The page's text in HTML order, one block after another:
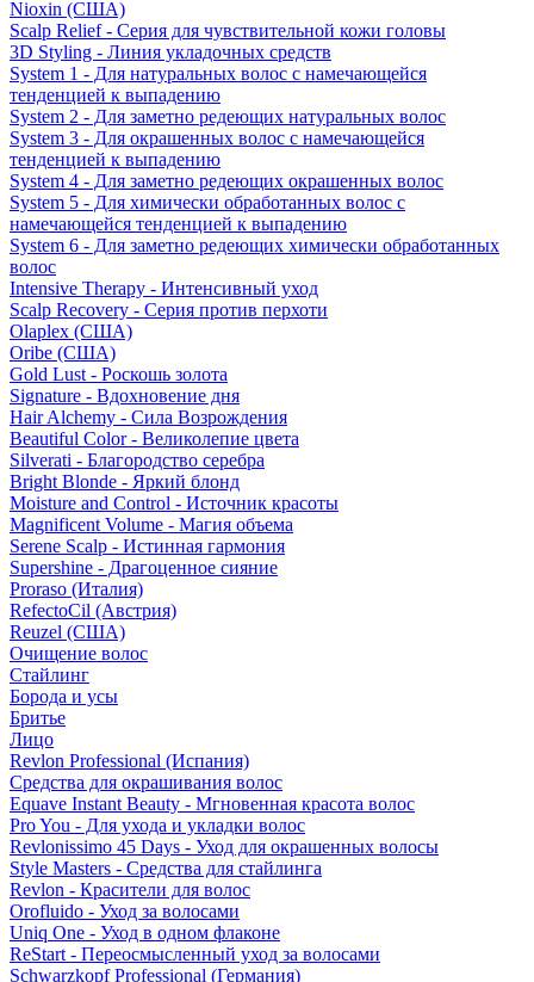
Nioxin (США)
Scalp Relief - Серия для чувствительной кожи головы
3D Styling - Линия укладочных средств
System 1 - Для натуральных волос с намечающейся
тенденцией к выпадению
System 2 - Для заметно редеющих натуральных волос
System 3 - Для окрашенных волос с намечающейся
тенденцией к выпадению
System 4 - Для заметно редеющих окрашенных волос
System 5 - Для химически обработанных волос с
намечающейся тенденцией к выпадению
System 6 - Для заметно редеющих химически обработанных
волос
Intensive Therapy - Интенсивный уход
Scalp Recovery - Серия против перхоти
Olaplex (США)
Oribe (США)
Gold Lust - Роскошь золота
Signature - Вдохновение дня
Hair Alchemy - Сила Возрождения
Beautiful Color - Великолепие цвета
Silverati - Благородство серебра
Bright Blonde - Яркий блонд
Moisture and Control - Источник красоты
Magnificent Volume - Магия объема
Serene Scalp - Истинная гармония
Supershine - Драгоценное сияние
Proraso (Италия)
RefectoCil (Австрия)
Reuzel (США)
Очищение волос
Стайлинг
Борода и усы
Бритье
Лицо
Revlon Professional (Испания)
Средства для окрашивания волос
Equave Instant Beauty - Мгновенная красота волос
Pro You - Для ухода и укладки волос
Revlonissimo 45 Days - Уход для окрашенных волосы
Style Masters - Средства для стайлинга
Revlon - Красители для волос
Orofluido - Уход за волосами
Uniq One - Уход в одном флаконе
ReStart - Переосмысленный уход за волосами
Schwarzkopf Professional (Германия)